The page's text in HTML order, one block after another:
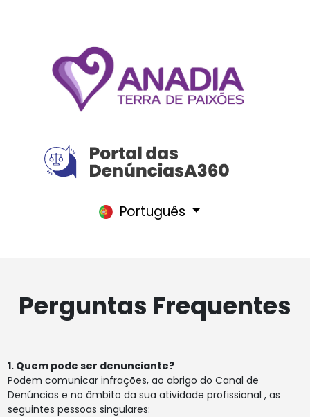
Português
Perguntas Frequentes
1. Quem pode ser denunciante?
Podem comunicar infrações, ao abrigo do Canal de
Denúncias e no âmbito da sua atividade profissional , as
seguintes pessoas singulares: